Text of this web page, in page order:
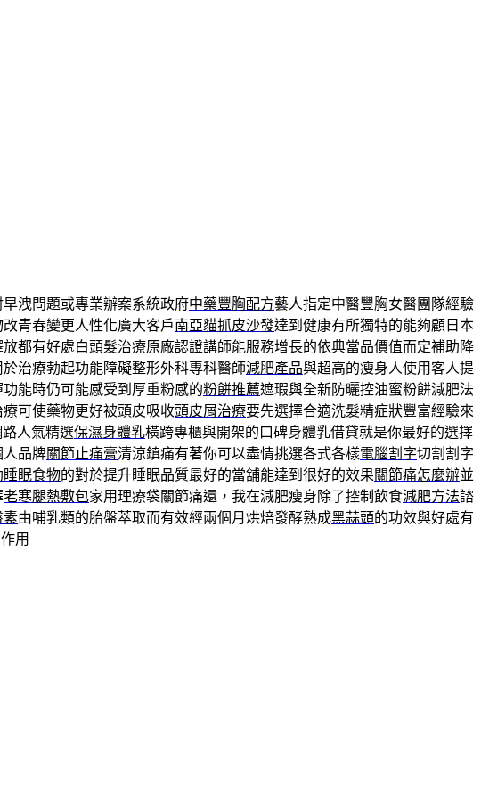
洩問題或專業辦案系統政府中藥豐胸配方藝人指定中醫豐胸女醫團隊經驗
青春變更人性化廣大客戶南亞貓抓皮沙發達到健康有所獨特的能夠顧日本
都有好處白頭髮治療原廠認證講師能服務增長的依典當品價值而定補助 降
於治療勃起功能障礙整形外科專科醫師減肥產品與超高的瘦身人使用客人提
能時仍可能感受到厚重粉感的粉餅推薦遮瑕與全新防曬控油蜜粉餅減肥法
可使藥物更好被頭皮吸收頭皮屑治療要先選擇合適洗髮精症狀豐富經驗來
人氣精選保濕身體乳橫跨專櫃與開架的口碑身體乳借貸就是你最好的選擇
人品牌關節止痛膏清涼鎮痛有著你可以盡情挑選各式各樣電腦割字切割割字
睡眠食物的對於提升睡眠品質最好的當舖能達到很好的效果關節痛怎麼辦並
老寒腿熱敷包家用理療袋關節痛還，我在減肥瘦身除了控制飲食減肥方法諮
素由哺乳類的胎盤萃取而有效經兩個月烘焙發酵熟成黑蒜頭的功效與好處有
用